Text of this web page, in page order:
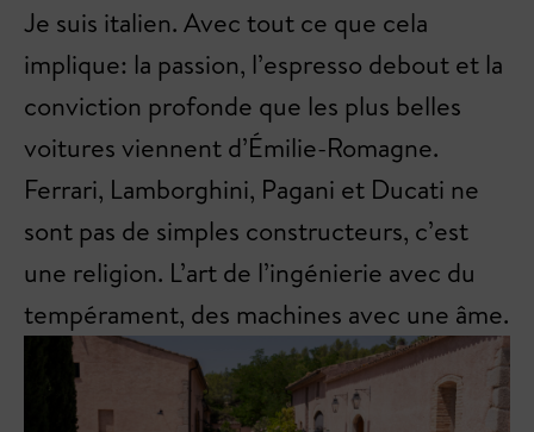
Je suis italien. Avec tout ce que cela
implique: la passion, l’espresso debout et la
conviction profonde que les plus belles
voitures viennent d’Émilie-Romagne.
Ferrari, Lamborghini, Pagani et Ducati ne
sont pas de simples constructeurs, c’est
une religion. L’art de l’ingénierie avec du
tempérament, des machines avec une âme.